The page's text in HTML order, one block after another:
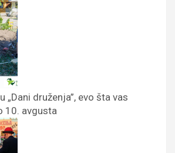
„Dani druženja”, evo šta vas
10. avgusta